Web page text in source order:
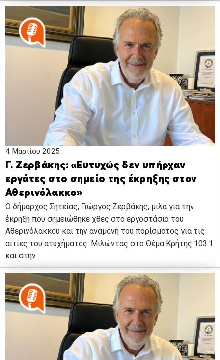
4 Μαρτίου 2025
Γ. Ζερβάκης: «Ευτυχώς δεν υπήρχαν
εργάτες στο σημείο της έκρηξης στον
Αθερινόλακκο»
Ο δήμαρχος Σητείας, Γιώργος Ζερβάκης, μιλά για την
έκρηξη που σημειώθηκε χθες στο εργοστάσιο του
Αθερινόλακκου και την αναμονή του πορίσματος για τις
αιτίες του ατυχήματος. Μιλώντας στο Θέμα Κρήτης 103.1
και στην